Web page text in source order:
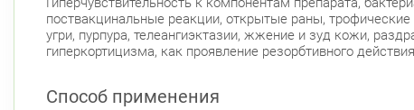
поствакцинальные реакции, открытые раны,
угри, пурпура, телеангиэктазии, жжение и зуд кожи,
гиперкортицизма, как проявление резорбтивного
Способ применения